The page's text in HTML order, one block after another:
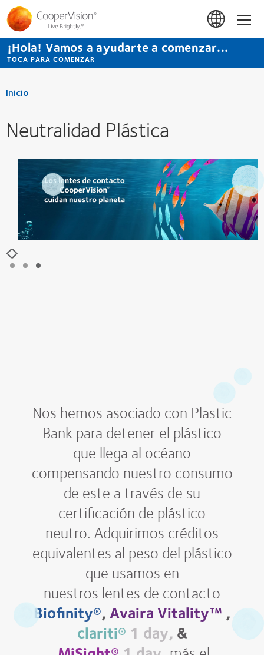
Pasar
contenido
principal
Inicio
¡Hola! Vamos a ayudarte a comenzar...
TOCA PARA COMENZAR
Inicio
Neutralidad Plástica
Nos hemos asociado con Plastic
Bank para detener el plástico
que llega al océano
compensando nuestro consumo
de este a través de su
certificación de plástico
neutro. Adquirimos créditos
equivalentes al peso del plástico
que usamos en
nuestros lentes de contacto
Biofinity®,Avaira Vitality™ ,
clariti® 1 day,&